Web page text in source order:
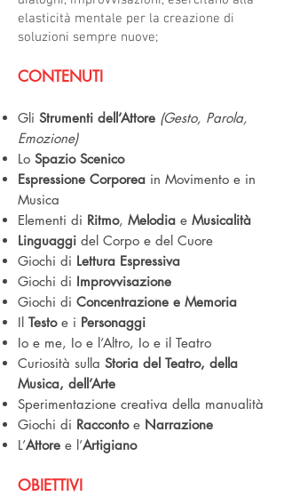
elasticità mentale per la creazione di
soluzioni sempre nuove;
CONTENUTI
Gli Strumenti dell’Attore (Gesto, Parola,
Emozione)
Lo Spazio Scenico
Espressione Corporea in Movimento e in
Musica
Elementi di Ritmo, Melodia e Musicalità
Linguaggi del Corpo e del Cuore
Giochi di Lettura Espressiva
Giochi di Improvvisazione
Giochi di Concentrazione e Memoria
Il Testo e i Personaggi
Io e me, Io e l’Altro, Io e il Teatro
Curiosità sulla Storia del Teatro, della
Musica, dell’Arte
Sperimentazione creativa della manualità
Giochi di Raccontoe Narrazione
L’Attore e l’Artigiano
OBIETTIVI